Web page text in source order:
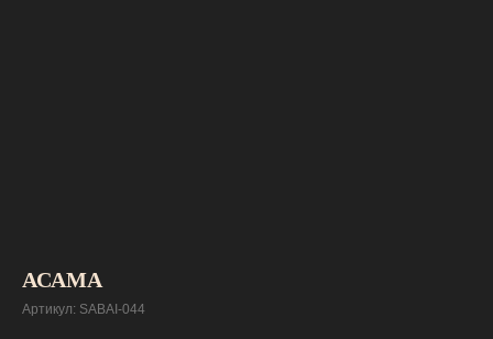
АСАМА
Артикул: SABAI-044